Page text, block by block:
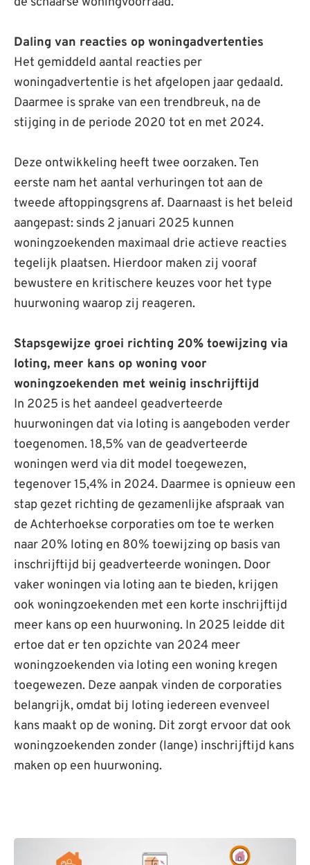
Daling van reacties op woningadvertenties
Het gemiddeld aantal reacties per
woningadvertentie is het afgelopen jaar gedaald.
Daarmee is sprake van een trendbreuk, na de
stijging in de periode 2020 tot en met 2024.
Deze ontwikkeling heeft twee oorzaken. Ten
eerste nam het aantal verhuringen tot aan de
tweede aftoppingsgrens af. Daarnaast is het beleid
aangepast: sinds 2 januari 2025 kunnen
woningzoekenden maximaal drie actieve reacties
tegelijk plaatsen. Hierdoor maken zij vooraf
bewustere en kritischere keuzes voor het type
huurwoning waarop zij reageren.
Stapsgewijze groei richting 20% toewijzing via
loting, meer kans op woning voor
woningzoekenden met weinig inschrijftijd
In 2025 is het aandeel geadverteerde
huurwoningen dat via loting is aangeboden verder
toegenomen. 18,5% van de geadverteerde
woningen werd via dit model toegewezen,
tegenover 15,4% in 2024. Daarmee is opnieuw een
stap gezet richting de gezamenlijke afspraak van
de Achterhoekse corporaties om toe te werken
naar 20% loting en 80% toewijzing op basis van
inschrijftijd bij geadverteerde woningen. Door
vaker woningen via loting aan te bieden, krijgen
ook woningzoekenden met een korte inschrijftijd
meer kans op een huurwoning. In 2025 leidde dit
ertoe dat er ten opzichte van 2024 meer
woningzoekenden via loting een woning kregen
toegewezen. Deze aanpak vinden de corporaties
belangrijk, omdat bij loting iedereen evenveel
kans maakt op de woning. Dit zorgt ervoor dat ook
woningzoekenden zonder (lange) inschrijftijd kans
maken op een huurwoning.